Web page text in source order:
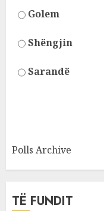
Golem
Shëngjin
Sarandë
Polls Archive
TË FUNDIT